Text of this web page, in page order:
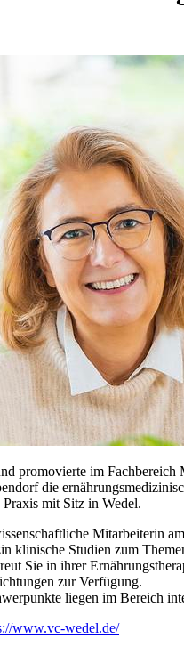
promovierte im
die
Praxis mit Sitz in Wedel.
Mitarbeiterin
klinische Studien zum
Sie in ihrer
zur Verfügung.
liegen im Bereich
www.vc-wedel.de/